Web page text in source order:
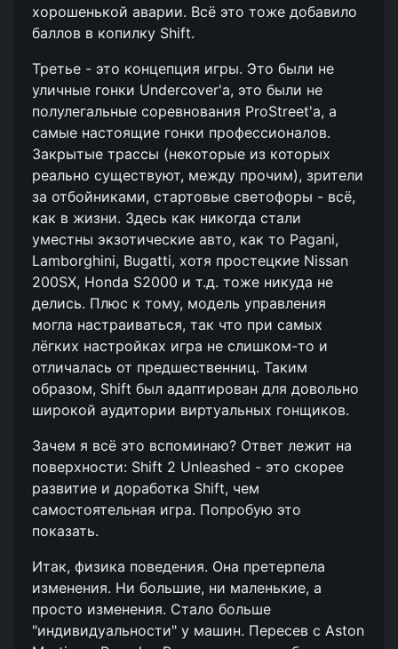
хорошенькой аварии. Всё это тоже добавило
баллов в копилку Shift.
Третье - это концепция игры. Это были не
уличные гонки Undercover'а, это были не
полулегальные соревнования ProStreet'а, а
самые настоящие гонки профессионалов.
Закрытые трассы (некоторые из которых
реально существуют, между прочим), зрители
за отбойниками, стартовые светофоры - всё,
как в жизни. Здесь как никогда стали
уместны экзотические авто, как то Pagani,
Lamborghini, Bugatti, хотя простецкие Nissan
200SX, Honda S2000 и т.д. тоже никуда не
делись. Плюс к тому, модель управления
могла настраиваться, так что при самых
лёгких настройках игра не слишком-то и
отличалась от предшественниц. Таким
образом, Shift был адаптирован для довольно
широкой аудитории виртуальных гонщиков.
Зачем я всё это вспоминаю? Ответ лежит на
поверхности: Shift 2 Unleashed - это скорее
развитие и доработка Shift, чем
самостоятельная игра. Попробую это
показать.
Итак, физика поведения. Она претерпела
изменения. Ни большие, ни маленькие, а
просто изменения. Стало больше
"индивидуальности" у машин. Пересев с Aston